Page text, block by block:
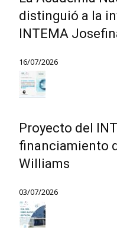
distinguió a la
INTEMA
16/07/2026
Proyecto del
financiamiento
Williams
03/07/2026